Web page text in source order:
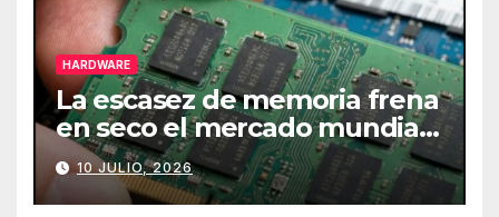
HARDWARE
La escasez de memoria frena
en seco el mercado mundial
de PCs
10 JULIO, 2026